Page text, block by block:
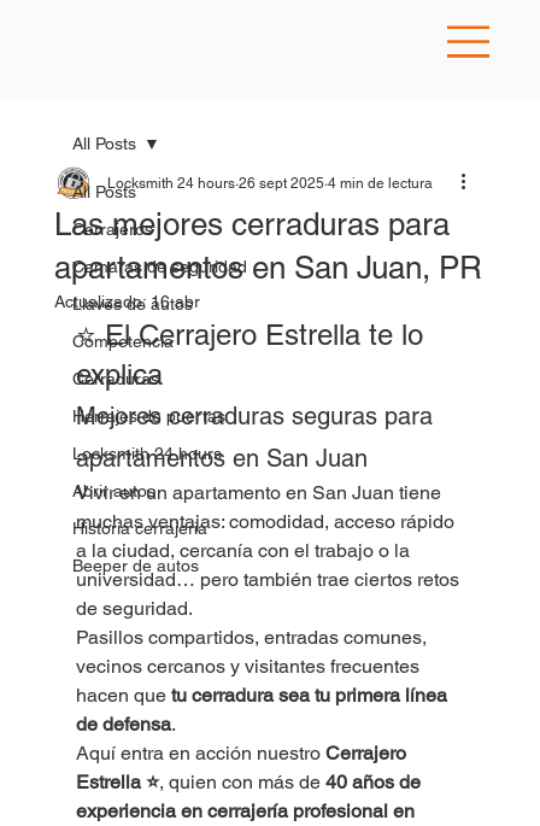
All Posts
Cerrajeros
Camaras de seguridad
Llaves de autos
Competencia
Cerraduras
Herrajes de puertas
Locksmith 24 hours
Abrir autos
Historia cerrajeria
Beeper de autos
All Posts
Las mejores cerraduras para
apartamentos en San Juan, PR
Locksmith 24 hours 26 sept 2025 4 min de lectura
Actualizado: 16 abr
⭐ El Cerrajero Estrella te lo
explica
Mejores cerraduras seguras para
apartamentos en San Juan
Vivir en un apartamento en San Juan tiene
muchas ventajas: comodidad, acceso rápido
a la ciudad, cercanía con el trabajo o la
universidad… pero también trae ciertos retos
de seguridad.
Pasillos compartidos, entradas comunes,
vecinos cercanos y visitantes frecuentes
hacen que tu cerradura sea tu primera línea
de defensa.
Aquí entra en acción nuestro Cerrajero
Estrella ⭐, quien con más de 40 años de
experiencia en cerrajería profesional en